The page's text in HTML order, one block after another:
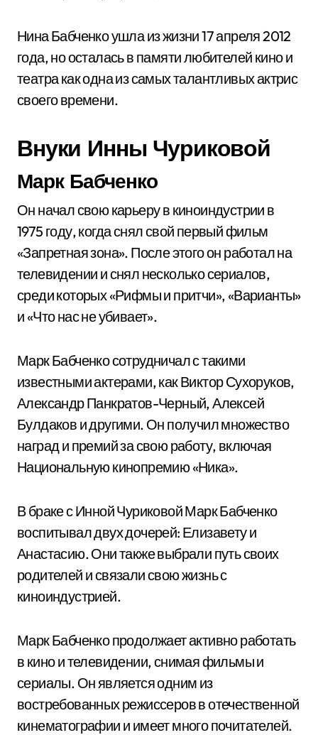
Нина Бабченко ушла из жизни 17 апреля 2012
года, но осталась в памяти любителей кино и
театра как одна из самых талантливых актрис
своего времени.
Внуки Инны Чуриковой
Марк Бабченко
Он начал свою карьеру в киноиндустрии в
1975 году, когда снял свой первый фильм
«Запретная зона». После этого он работал на
телевидении и снял несколько сериалов,
среди которых «Рифмы и притчи», «Варианты»
и «Что нас не убивает».
Марк Бабченко сотрудничал с такими
известными актерами, как Виктор Сухоруков,
Александр Панкратов-Черный, Алексей
Булдаков и другими. Он получил множество
наград и премий за свою работу, включая
Национальную кинопремию «Ника».
В браке с Инной Чуриковой Марк Бабченко
воспитывал двух дочерей: Елизавету и
Анастасию. Они также выбрали путь своих
родителей и связали свою жизнь с
киноиндустрией.
Марк Бабченко продолжает активно работать
в кино и телевидении, снимая фильмы и
сериалы. Он является одним из
востребованных режиссеров в отечественной
кинематографии и имеет много почитателей.